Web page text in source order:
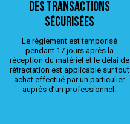
Des transactions
sécurisées
Le règlement est temporisé
pendant 17 jours après la
réception du matériel et le délai de
rétractation est applicable sur tout
achat effectué par un particulier
auprès d’un professionnel.